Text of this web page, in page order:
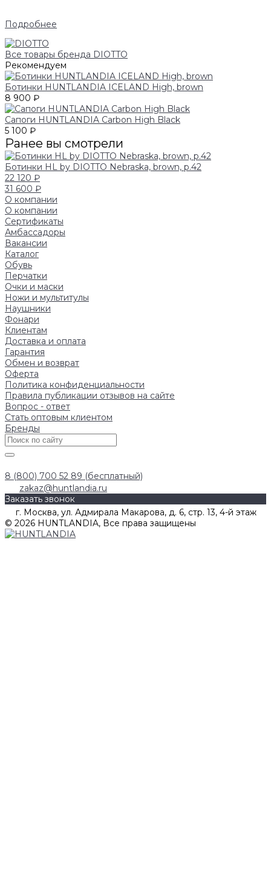
Подробнее
Все товары бренда DIOTTO
Рекомендуем
Ботинки HUNTLANDIA ICELAND High, brown
8 900 ₽
Сапоги HUNTLANDIA Carbon High Black
5 100 ₽
Ранее вы смотрели
Ботинки HL by DIOTTO Nebraska, brown, р.42
22 120 ₽
31 600 ₽
О компании
О компании
Сертификаты
Амбассадоры
Вакансии
Каталог
Обувь
Перчатки
Очки и маски
Ножи и мультитулы
Наушники
Фонари
Клиентам
Доставка и оплата
Гарантия
Обмен и возврат
Оферта
Политика конфиденциальности
Правила публикации отзывов на сайте
Вопрос - ответ
Стать оптовым клиентом
Бренды
8 (800) 700 52 89 (бесплатный)
zakaz@huntlandia.ru
Заказать звонок
г. Москва, ул. Адмирала Макарова, д. 6, стр. 13, 4-й этаж
© 2026 HUNTLANDIA, Все права защищены